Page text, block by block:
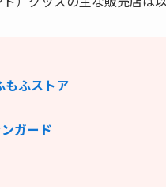
ふストア
ガード